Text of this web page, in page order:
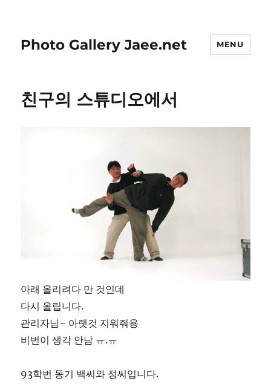
Photo Gallery Jaee.net MENU
친구의 스튜디오에서
아래 올리려다 만 것인데
다시 올립니다.
관리자님~ 아랫것 지워줘용
비번이 생각 안남 ㅠ.ㅠ
93학번 동기 백씨와 정씨입니다.